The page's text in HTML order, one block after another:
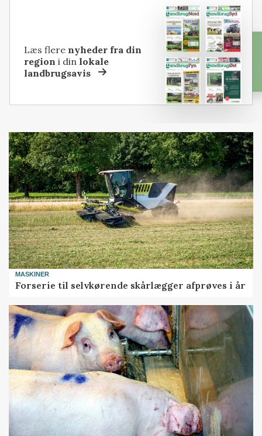
Læs flere nyheder fra din
region i dinlokale
landbrugsavis
MASKINER
Forserie til selvkørende skårlægger afprøves i år